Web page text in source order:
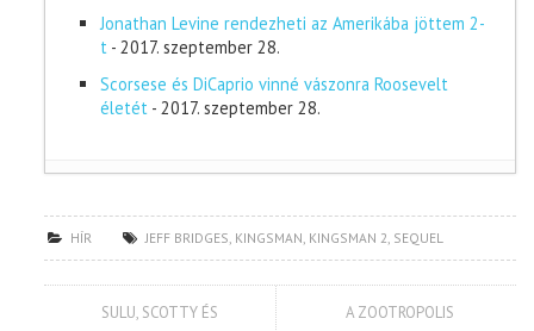
Jonathan Levine rendezheti az Amerikába jöttem 2-
t - 2017. szeptember 28.
Scorsese és DiCaprio vinné vászonra Roosevelt
életét - 2017. szeptember 28.
HÍR JEFF BRIDGES, KINGSMAN, KINGSMAN 2, SEQUEL
SULU, SCOTTY ÉS
A ZOOTROPOLIS